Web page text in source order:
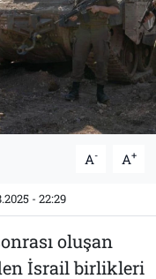
A- A+
- 22:29
oluşan
İsrail birlikleri